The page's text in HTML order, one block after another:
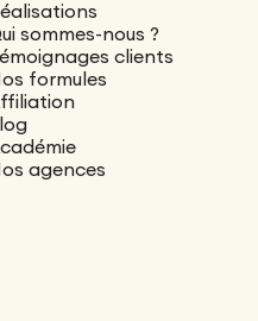
sommes-nous ?
clients
formules
agences